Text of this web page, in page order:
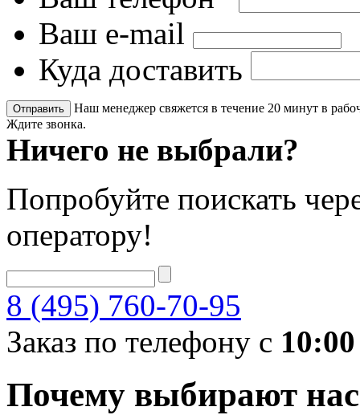
Ваш e-mail
Куда доставить
Наш менеджер свяжется в течение 20 минут в
Ждите звонка.
Ничего не выбрали?
Попробуйте поискать
оператору!
8 (495) 760-70-95
Заказ по телефону с 10:00
Почему выбирают нас